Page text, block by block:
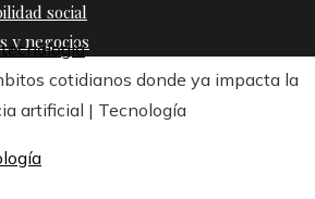
social
y negocios
cotidianos donde ya impacta la
artificial | Tecnología